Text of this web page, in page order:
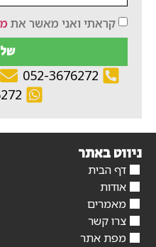
קראתי ואני מאשר את
052-3676272
ניווט באתר
דף הבית
אודות
מאמרים
צרו קשר
מפת אתר